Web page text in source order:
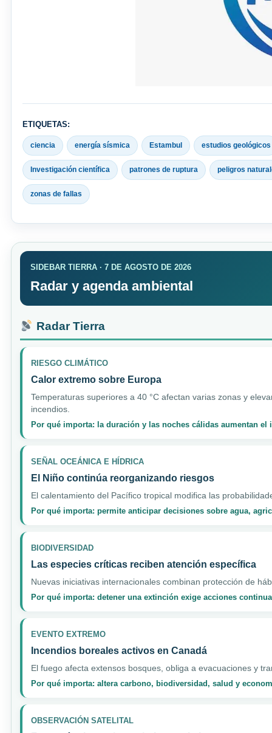
ETIQUETAS:
ciencia energía sísmica Estambul estudios geológicos
Investigación científica patrones de ruptura peligros
zonas de fallas
SIDEBAR TIERRA · 7 DE AGOSTO DE 2026
Radar y agenda ambiental
Radar Tierra
RIESGO CLIMÁTICO
Calor extremo sobre Europa
Temperaturas superiores a 40 °C afectan varias zonas y
incendios.
Por qué importa: la duración y las noches cálidas aumentan el
SEÑAL OCEÁNICA E HÍDRICA
El Niño continúa reorganizando riesgos
El calentamiento del Pacífico tropical modifica las
Por qué importa: permite anticipar decisiones sobre agua,
BIODIVERSIDAD
Las especies críticas reciben atención específica
Nuevas iniciativas internacionales combinan protección de
Por qué importa: detener una extinción exige acciones
EVENTO EXTREMO
Incendios boreales activos en Canadá
El fuego afecta extensos bosques, obliga a evacuaciones y
Por qué importa: altera carbono, biodiversidad, salud y
OBSERVACIÓN SATELITAL